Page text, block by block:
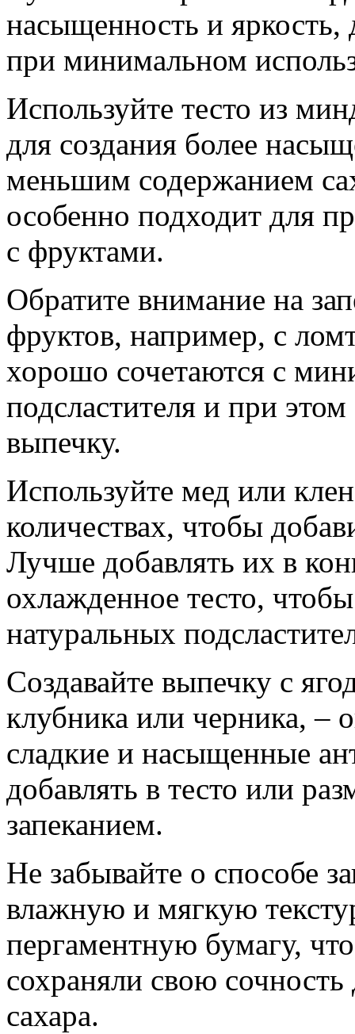
насыщенность и яркость,
при минимальном
Используйте тесто из
для создания более
меньшим содержанием
особенно подходит для
с фруктами.
Обратите внимание на
фруктов, например, с
хорошо сочетаются с
подсластителя и при
выпечку.
Используйте мед или
количествах, чтобы
Лучше добавлять их в
охлажденное тесто,
натуральных
Создавайте выпечку с
клубника или черника, –
сладкие и насыщенные
добавлять в тесто или
запеканием.
Не забывайте о способе
влажную и мягкую
пергаментную бумагу,
сохраняли свою
сахара.